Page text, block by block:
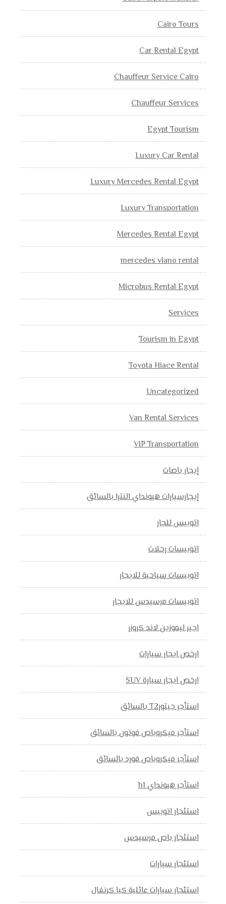
Cairo Tours
Car Rental Egypt
Chauffeur Service Cairo
Chauffeur Services
Egypt Tourism
Luxury Car Rental
Luxury Mercedes Rental Egypt
Luxury Transportation
Mercedes Rental Egypt
mercedes viano rental
Microbus Rental Egypt
Services
Tourism in Egypt
Toyota Hiace Rental
Uncategorized
Van Rental Services
VIP Transportation
إيجار باصات
إيجارسيارات هيونداي النترا بالسائق
اتوبيس للجار
اتوبيسات رحلات
اتوبيسات سياحية للايجار
اتوبيسات مرسيدس للايجار
اجير ليموزين لاند كروزر
ارخص ايجار سيارات
ارخص ايجار سيارة SUV
استأجر جيتورT2 بالسائق
استأجر ميكروباص فوتون بالسائق
استأجر ميكروباص فورد بالسائق
استأجر هيونداي h1
استئجار اتوبيس
استئجار باص مرسيدس
استئجار سيارات
استئجار سيارات عائلية كيا كرنفال